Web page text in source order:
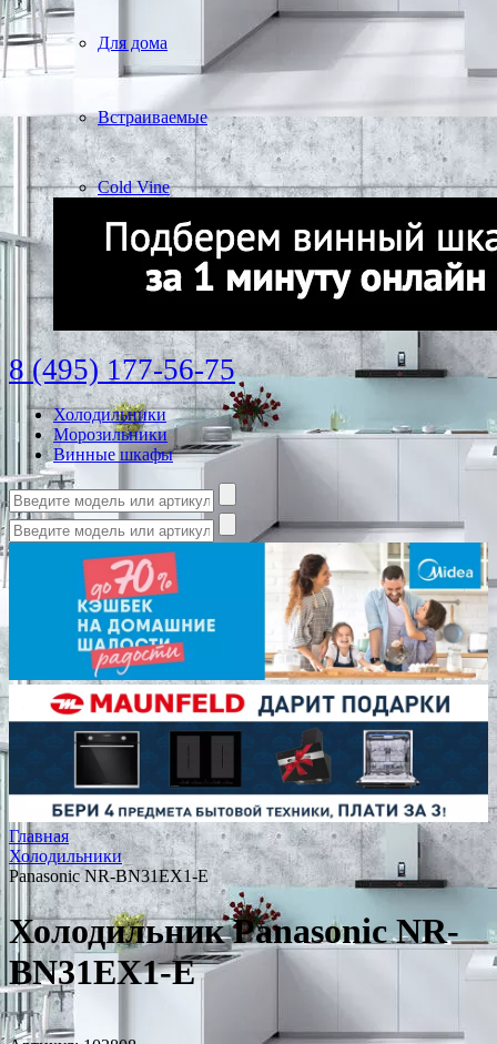
Для дома
Встраиваемые
Cold Vine
8 (495) 177-56-75
Холодильники
Морозильники
Винные шкафы
Главная
Холодильники
Panasonic NR-BN31EX1-E
Холодильник Panasonic NR-
BN31EX1-E